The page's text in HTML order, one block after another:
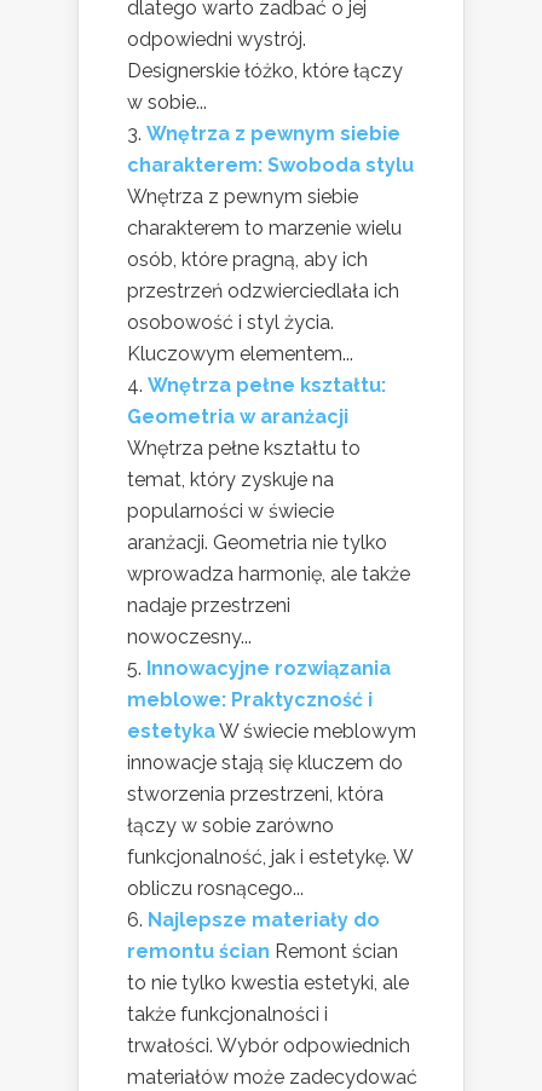
dlatego warto zadbać o jej
odpowiedni wystrój.
Designerskie łóżko, które łączy
w sobie...
Wnętrza z pewnym siebie
charakterem: Swoboda stylu
Wnętrza z pewnym siebie
charakterem to marzenie wielu
osób, które pragną, aby ich
przestrzeń odzwierciedlała ich
osobowość i styl życia.
Kluczowym elementem...
Wnętrza pełne kształtu:
Geometria w aranżacji
Wnętrza pełne kształtu to
temat, który zyskuje na
popularności w świecie
aranżacji. Geometria nie tylko
wprowadza harmonię, ale także
nadaje przestrzeni
nowoczesny...
Innowacyjne rozwiązania
meblowe: Praktyczność i
estetykaW świecie meblowym
innowacje stają się kluczem do
stworzenia przestrzeni, która
łączy w sobie zarówno
funkcjonalność, jak i estetykę. W
obliczu rosnącego...
Najlepsze materiały do
remontu ścian Remont ścian
to nie tylko kwestia estetyki, ale
także funkcjonalności i
trwałości. Wybór odpowiednich
materiałów może zadecydować